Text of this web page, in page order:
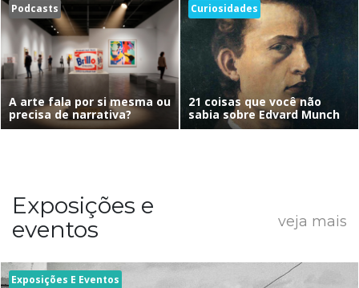
Podcasts
A arte fala por si mesma ou
precisa de narrativa?
Curiosidades
21 coisas que você não
sabia sobre Edvard Munch
Exposições e
eventos
veja mais
Exposições E Eventos